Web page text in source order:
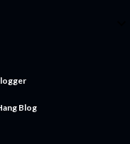
Blog